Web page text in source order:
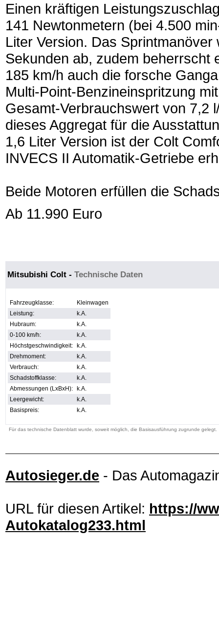
Einen kräftigen
141 Newtonmetern (bei 4.500
Liter Version. Das
Sekunden ab, zudem beherrscht
185 km/h auch die forsche
Multi-Point-Benzineinspritzung
Gesamt-Verbrauchswert von 7,2
dieses Aggregat für die
1,6 Liter Version ist der Colt
INVECS II Automatik-Getriebe
Beide Motoren erfüllen die
Ab 11.990 Euro
Mitsubishi Colt - Technische Daten
Fahrzeugklasse:
Kleinwagen
Leistung:
k.A.
Hubraum:
k.A.
0-100 km/h:
k.A.
Höchstgeschwindigkeit:
k.A.
Drehmoment:
k.A.
Verbrauch:
k.A.
Schadstoffklasse:
k.A.
Abmessungen (LxBxH):
k.A.
Leergewicht:
k.A.
Basispreis:
k.A.
Für das technische Datenblatt wurde, soweit möglich, die Basisausführung zugrunde gelegt.
Autosieger.de - Das
URL für diesen Artikel: https://
Autokatalog233.html